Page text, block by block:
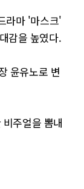
라마 '마스크'
감을 높였다.
윤유노로 변
주얼을 뽐내